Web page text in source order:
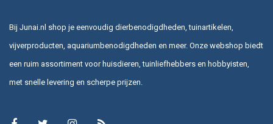
Bij Junai.nl shop je eenvoudig dierbenodigdheden, tuinartikelen,
vijverproducten, aquariumbenodigdheden en meer. Onze webshop biedt
een ruim assortiment voor huisdieren, tuinliefhebbers en hobbyisten,
met snelle levering en scherpe prijzen.